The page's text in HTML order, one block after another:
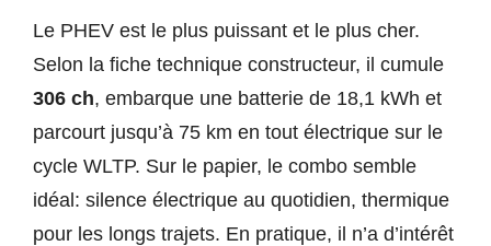
Le PHEV est le plus puissant et le plus cher.
Selon la fiche technique constructeur, il cumule
306 ch, embarque une batterie de 18,1 kWh et
parcourt jusqu’à 75 km en tout électrique sur le
cycle WLTP. Sur le papier, le combo semble
idéal: silence électrique au quotidien, thermique
pour les longs trajets. En pratique, il n’a d’intérêt